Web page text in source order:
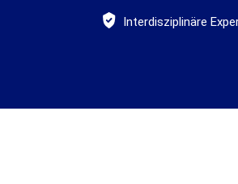
Interdisziplinäre